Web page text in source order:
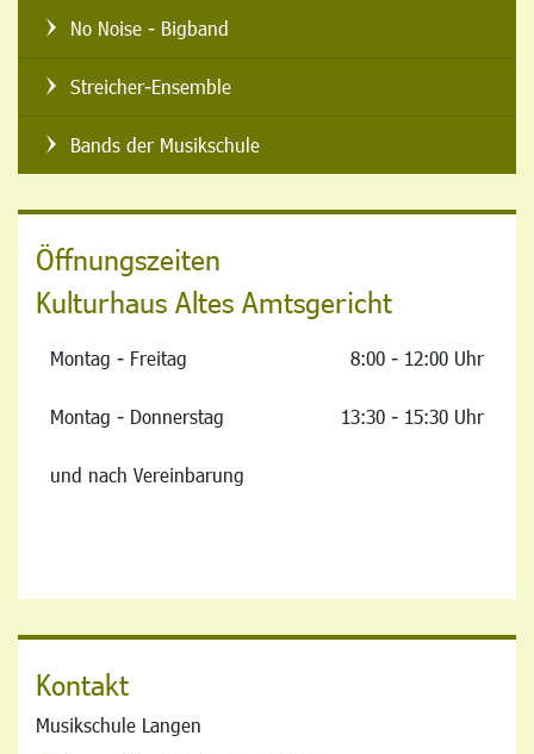
No Noise - Bigband
Streicher-Ensemble
Bands der Musikschule
Öffnungszeiten
Kulturhaus Altes Amtsgericht
Montag - Freitag 8:00 - 12:00 Uhr
Montag - Donnerstag 13:30 - 15:30 Uhr
und nach Vereinbarung
Kontakt
Musikschule Langen